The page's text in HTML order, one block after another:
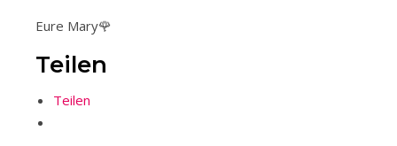
Eure Mary🌹
Teilen
Teilen